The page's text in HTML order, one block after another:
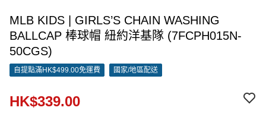
MLB KIDS | GIRLS’S CHAIN WASHING
BALLCAP 棒球帽 紐約洋基隊 (7FCPH015N-
50CGS)
自提點滿HK$499.00免運費 國家/地區配送
HK$339.00